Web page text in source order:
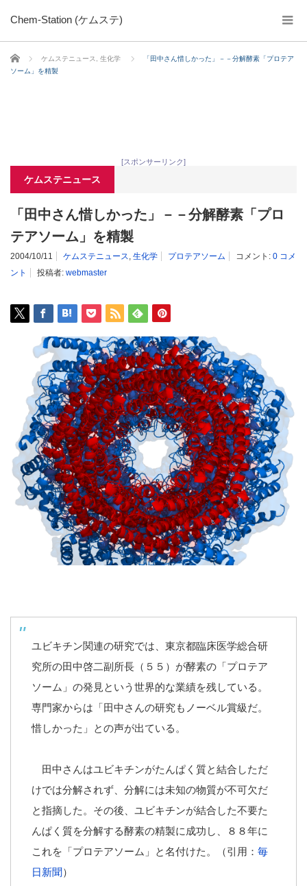
Chem-Station (ケムステ)
ホーム ケムステニュース 生化学
「田中さん惜しかった」－－分解酵素「プロテア
ソーム」を精製
[スポンサーリンク]
ケムステニュース
「田中さん惜しかった」－－分解酵素「プロ
テアソーム」を精製
2004/10/11 ケムステニュース, 生化学 プロテアソーム コメント: 0 コメ
ント
投稿者: webmaster
ユビキチン関連の研究では、東京都臨床医学総合研
究所の田中啓二副所長（５５）が酵素の「プロテア
ソーム」の発見という世界的な業績を残している。
専門家からは「田中さんの研究もノーベル賞級だ。
惜しかった」との声が出ている。
田中さんはユビキチンがたんぱく質と結合しただ
けでは分解されず、分解には未知の物質が不可欠だ
と指摘した。その後、ユビキチンが結合した不要た
んぱく質を分解する酵素の精製に成功し、８８年に
これを「プロテアソーム」と名付けた。（引用： 毎
日新聞）